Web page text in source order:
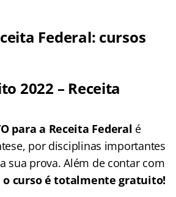
Federal: cursos
2022 – Receita
para a Receita Federal é
por disciplinas importantes
sua prova. Além de contar com
o curso é totalmente gratuito!